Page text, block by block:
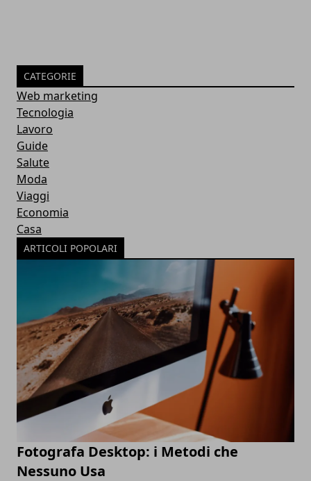
CATEGORIE
Web marketing
Tecnologia
Lavoro
Guide
Salute
Moda
Viaggi
Economia
Casa
ARTICOLI POPOLARI
Fotografa Desktop: i Metodi che
Nessuno Usa